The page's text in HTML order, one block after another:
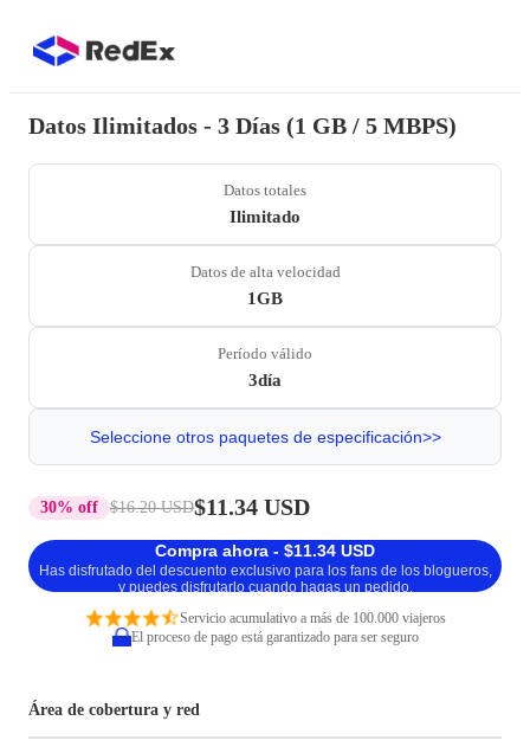
Datos Ilimitados - 3 Días (1 GB / 5 MBPS)
Datos totales
Ilimitado
Datos de alta velocidad
1GB
Período válido
3día
Seleccione otros paquetes de especificación>>
30% off $16.20 USD$11.34 USD
Compra ahora - $11.34 USD
Has disfrutado del descuento exclusivo para los fans de los blogueros,
y puedes disfrutarlo cuando hagas un pedido.
Servicio acumulativo a más de 100.000 viajeros
El proceso de pago está garantizado para ser seguro
Área de cobertura y red